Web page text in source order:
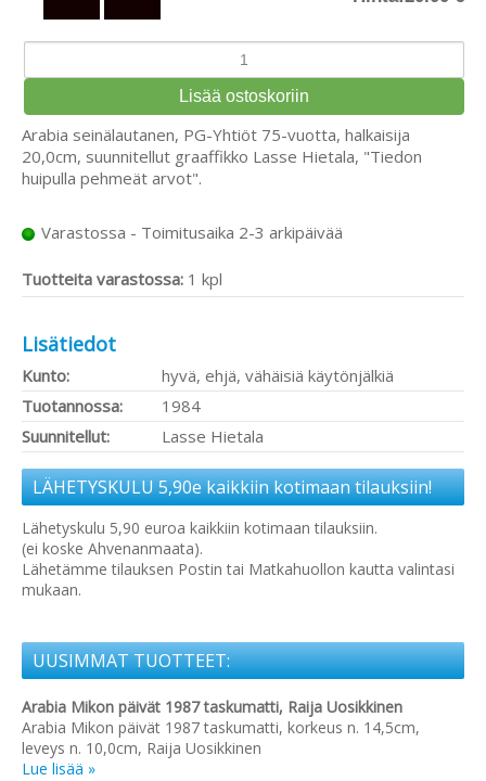
Arabia seinälautanen, PG-Yhtiöt 75-vuotta, halkaisija
20,0cm, suunnitellut graaffikko Lasse Hietala, "Tiedon
huipulla pehmeät arvot".
Varastossa - Toimitusaika 2-3 arkipäivää
Tuotteita varastossa: 1 kpl
Lisätiedot
Kunto:
hyvä, ehjä, vähäisiä käytönjälkiä
Tuotannossa:
1984
Suunnitellut:
Lasse Hietala
LÄHETYSKULU 5,90e kaikkiin kotimaan tilauksiin!
Lähetyskulu 5,90 euroa kaikkiin kotimaan tilauksiin.
(ei koske Ahvenanmaata).
Lähetämme tilauksen Postin tai Matkahuollon kautta valintasi
mukaan.
UUSIMMAT TUOTTEET:
Arabia Mikon päivät 1987 taskumatti, Raija Uosikkinen
Arabia Mikon päivät 1987 taskumatti, korkeus n. 14,5cm,
leveys n. 10,0cm, Raija Uosikkinen
Lue lisää »